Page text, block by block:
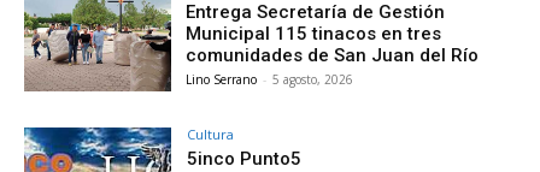
Entrega Secretaría de Gestión
Municipal 115 tinacos en tres
comunidades de San Juan del Río
Lino Serrano - 5 agosto, 2026
Cultura
5inco Punto5